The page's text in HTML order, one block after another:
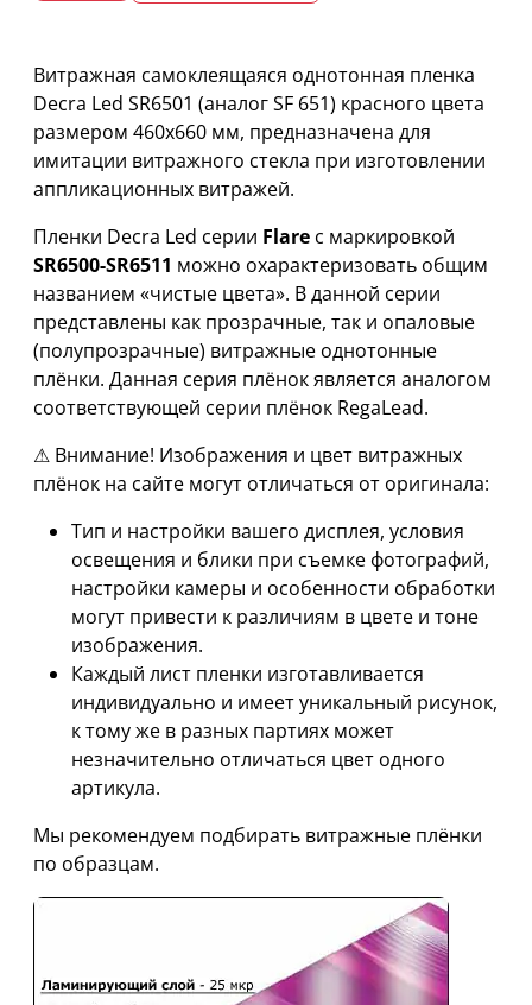
Витражная самоклеящаяся однотонная пленка
Decra Led SR6501 (аналог SF 651) красного цвета
размером 460х660 мм, предназначена для
имитации витражного стекла при изготовлении
аппликационных витражей.
Пленки Decra Led серии Flare с маркировкой
SR6500-SR6511 можно охарактеризовать общим
названием «чистые цвета». В данной серии
представлены как прозрачные, так и опаловые
(полупрозрачные) витражные однотонные
плёнки. Данная серия плёнок является аналогом
соответствующей серии плёнок RegaLead.
⚠ Внимание! Изображения и цвет витражных
плёнок на сайте могут отличаться от оригинала:
Тип и настройки вашего дисплея, условия
освещения и блики при съемке фотографий,
настройки камеры и особенности обработки
могут привести к различиям в цвете и тоне
изображения.
Каждый лист пленки изготавливается
индивидуально и имеет уникальный рисунок,
к тому же в разных партиях может
незначительно отличаться цвет одного
артикула.
Мы рекомендуем подбирать витражные плёнки
по образцам.